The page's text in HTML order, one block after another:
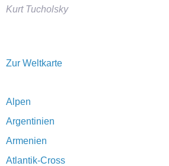
Kurt Tucholsky
Zur Weltkarte
Alpen
Argentinien
Armenien
Atlantik-Cross